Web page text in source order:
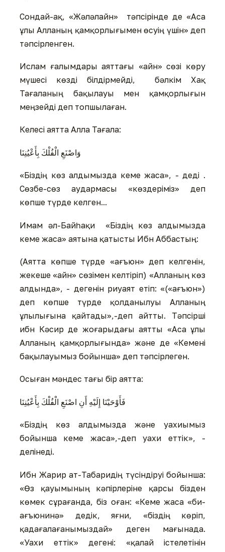
Сондай-ақ, «Жәләлайн» тәпсірінде де «Аса
ұлы Алланың қамқорлығымен өсуің үшін» деп
тәпсірленген.
Ислам ғалымдары аяттағы «айн» сөзі көру
мүшесі көзді білдірмейді, бәлкім Хақ
Тағаланың бақылауы мен қамқорлығын
меңзейді деп топшылаған.
Келесі аятта Алла Тағала:
وَاصْنَعِ الْفُلْكَ بِأَعْيُنِنَا
«Біздің көз алдымызда кеме жаса», - деді .
Сөзбе-сөз аудармасы «көздеріміз» деп
көпше түрде келген...
Имам әл-Байһақи «Біздің көз алдымызда
кеме жаса» аятына қатысты Ибн Аббастың:
(Аятта көпше түрде «ағъюн» деп келгенін,
жекеше «айн» сөзімен келтіріп) «Алланың көз
алдында», - дегенін риуаят етіп: «(«ағъюн»)
деп көпше түрде қолданылуы Алланың
ұлылығына қайтады»,-деп айтты. Тәпсірші
ибн Кәсир де жоғарыдағы аятты «Аса ұлы
Алланың қамқорлығында» және де «Кемені
бақылауымыз бойынша» деп тәпсірлеген.
Осыған мәндес тағы бір аятта:
«Біздің көз алдымызда және уахиымыз
бойынша кеме жаса»,-деп уахи еттік», -
делінеді.
Ибн Жарир ат-Табаридің түсіндіруі бойынша:
«Өз қауымының кәпірлеріне қарсы бізден
көмек сұрағанда, біз оған: «Кеме жаса «би-
ағъюнинә» дедік, яғни, «біздің көріп,
қадағалағанымыздай» деген мағынада.
«Уахи еттік» дегені: «қалай істелетінін